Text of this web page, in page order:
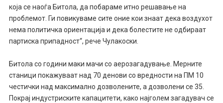
која се наоѓа Битола, да побараме итно решавање на
проблемот. Ги повикуваме сите оние кои знаат дека воздухот
нема политичка ориентација и дека болестите не одбираат
партиска припадност“, рече Чулакоски.
Битола со години маки мачи со аерозагадување. Мерните
станици покажуваат над 70 денови со вредности на ПМ 10
честички над максимално дозволените, а дозволени се 35.
Покрај индустриските капацитети, како најголем загадувач се